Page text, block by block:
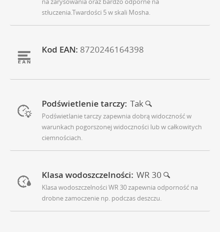
stłuczenia.Twardości 5 w skali Mosha.
Kod EAN: 8720246164398
Podświetlenie tarczy: Tak
Podświetlanie tarczy zapewnia dobrą widoczność w
warunkach pogorszonej widoczności lub w całkowitych
ciemnościach.
Klasa wodoszczelności: WR 30
Klasa wodoszczelności WR 30 zapewnia odporność na
drobne zamoczenie np. podczas deszczu.